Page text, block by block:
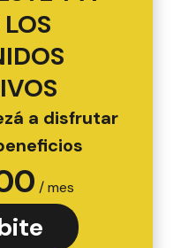
a disfrutar
/ mes